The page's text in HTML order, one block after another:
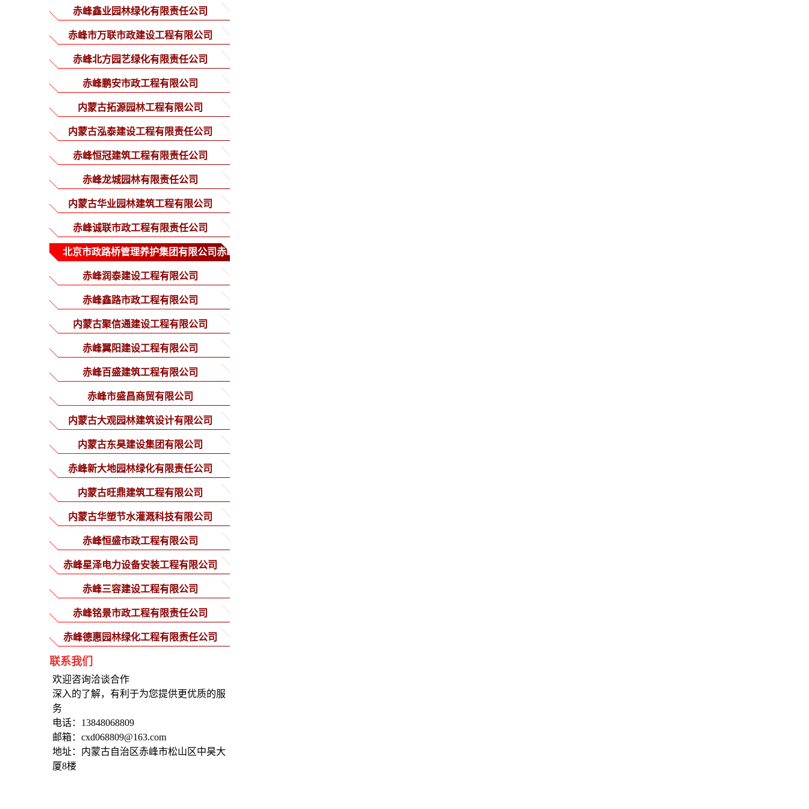
赤峰鑫业园林绿化有限责任公司
赤峰市万联市政建设工程有限公司
赤峰北方园艺绿化有限责任公司
赤峰鹏安市政工程有限公司
内蒙古拓源园林工程有限公司
内蒙古泓泰建设工程有限责任公司
赤峰恒冠建筑工程有限责任公司
赤峰龙城园林有限责任公司
内蒙古华业园林建筑工程有限公司
赤峰诚联市政工程有限责任公司
北京市政路桥管理养护集团有限公司赤峰
分公司
赤峰润泰建设工程有限公司
赤峰鑫路市政工程有限公司
内蒙古聚信通建设工程有限公司
赤峰翼阳建设工程有限公司
赤峰百盛建筑工程有限公司
赤峰市盛昌商贸有限公司
内蒙古大观园林建筑设计有限公司
内蒙古东昊建设集团有限公司
赤峰新大地园林绿化有限责任公司
内蒙古旺鼎建筑工程有限公司
内蒙古华塑节水灌溉科技有限公司
赤峰恒盛市政工程有限公司
赤峰星泽电力设备安装工程有限公司
赤峰三容建设工程有限公司
赤峰铭景市政工程有限责任公司
赤峰德惠园林绿化工程有限责任公司
联系我们
欢迎咨询洽谈合作
深入的了解，有利于为您提供更优质的服
务
电话：13848068809
邮箱：cxd068809@163.com
地址：内蒙古自治区赤峰市松山区中昊大
厦8楼